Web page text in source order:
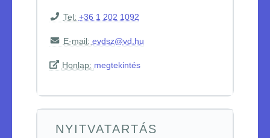
Tel: +36 1 202 1092
E-mail: evdsz@vd.hu
Honlap: megtekintés
NYITVATARTÁS